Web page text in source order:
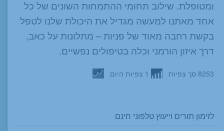
ומטופלת. שילוב תחומי ההתמחות השונים של כל
אחד מאתנו למעשה מגדיל את היכולת שלנו לטפל
בקשת רחבה מאוד של פניות – מתלונות על כאב,
דרך איזון הורמני וכלה בטיפולים נפשיים.
8253 סך צפיות 1 צפיות היום
לזימון תורים וייעוץ טלפוני חינם